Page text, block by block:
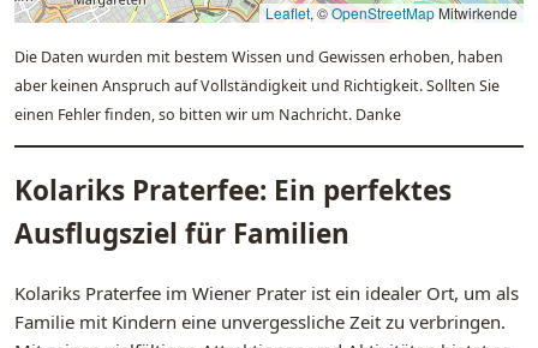
Leaflet, ©OpenStreetMapMitwirkende
Die Daten wurden mit bestem Wissen und Gewissen erhoben, haben
aber keinen Anspruch auf Vollständigkeit und Richtigkeit. Sollten Sie
einen Fehler finden, so bitten wir um Nachricht. Danke
Kolariks Praterfee: Ein perfektes
Ausflugsziel für Familien
Kolariks Praterfee im Wiener Prater ist ein idealer Ort, um als
Familie mit Kindern eine unvergessliche Zeit zu verbringen.